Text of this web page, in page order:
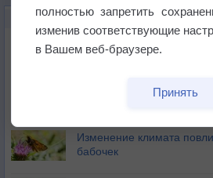
НОВОЕ О ПОГОДЕ
Атмосфера начала
В Приморье обнаружены
Изменение климата
бабочек
полностью запретить
изменив соответствующие
в Вашем веб-браузере.
Принять